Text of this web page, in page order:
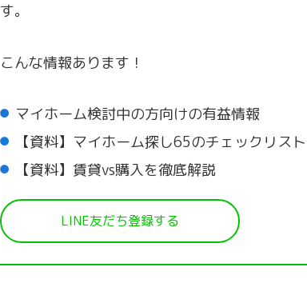
す。
こんな情報あります！
マイホーム検討中の方向けの有益情報
【資料】マイホーム探し65のチェックリスト
【資料】賃貸vs購入を徹底解説
LINE友だち登録する